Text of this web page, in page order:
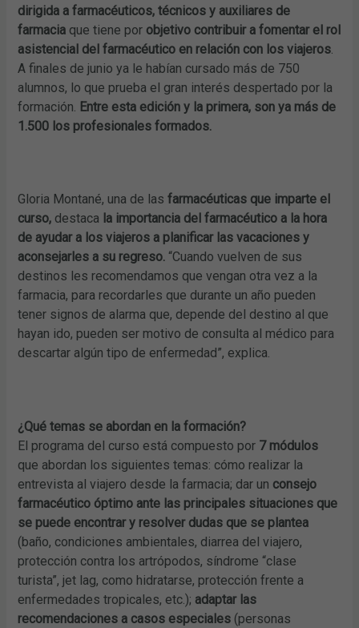
dirigida a farmacéuticos, técnicos y auxiliares de
farmacia que tiene por objetivo contribuir a fomentar el rol
asistencial del farmacéutico en relación con los viajeros
A finales de junio ya le habían cursado más de 750
alumnos, lo que prueba el gran interés despertado por la
formación.
Entre esta edición y la primera, son ya más de
1.500 los profesionales formados.
Gloria Montané, una de las farmacéuticas que imparte el
curso, destaca la importancia del farmacéutico a la hora
de ayudar a los viajeros a planificar las vacaciones y
aconsejarles a su regreso. “Cuando vuelven de sus
destinos les recomendamos que vengan otra vez a la
farmacia, para recordarles que durante un año pueden
tener signos de alarma que, depende del destino al que
hayan ido, pueden ser motivo de consulta al médico para
descartar algún tipo de enfermedad”, explica.
¿Qué temas se abordan en la formación?
El programa del curso está compuesto por 7 módulos
que abordan los siguientes temas: cómo realizar la
entrevista al viajero desde la farmacia; dar un consejo
farmacéutico óptimo ante las principales situaciones que
se puede encontrar y resolver dudas que se plantea
(baño, condiciones ambientales, diarrea del viajero,
protección contra los artrópodos, síndrome “clase
turista”, jet lag, como hidratarse, protección frente a
enfermedades tropicales, etc.); adaptar las
recomendaciones a casos especiales (personas